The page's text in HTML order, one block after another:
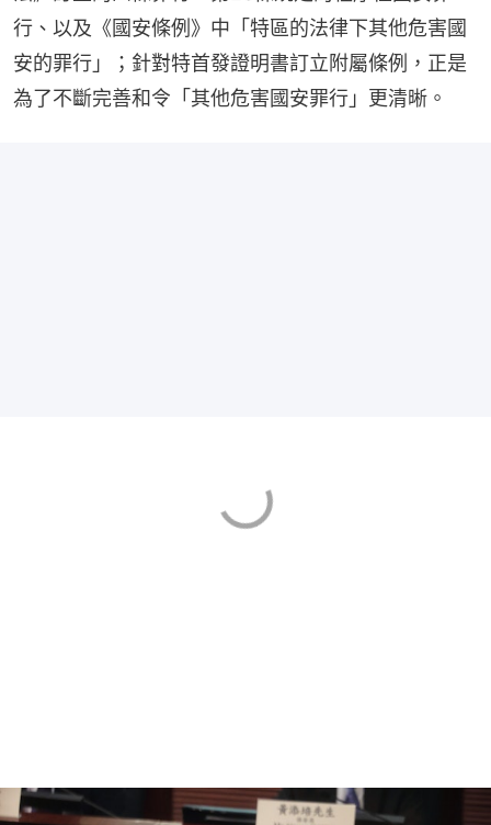
行、以及《國安條例》中「特區的法律下其他危害國
安的罪行」；針對特首發證明書訂立附屬條例，正是
為了不斷完善和令「其他危害國安罪行」更清晰。